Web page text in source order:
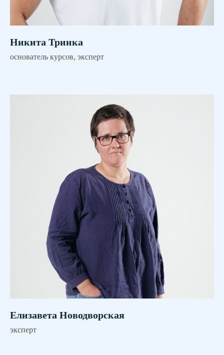
Никита Тринка
основатель курсов, эксперт
Елизавета Новодворская
эксперт